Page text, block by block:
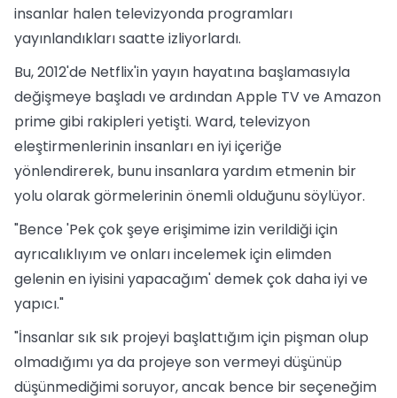
insanlar halen televizyonda programları
yayınlandıkları saatte izliyorlardı.
Bu, 2012'de Netflix'in yayın hayatına başlamasıyla
değişmeye başladı ve ardından Apple TV ve Amazon
prime gibi rakipleri yetişti. Ward, televizyon
eleştirmenlerinin insanları en iyi içeriğe
yönlendirerek, bunu insanlara yardım etmenin bir
yolu olarak görmelerinin önemli olduğunu söylüyor.
"Bence 'Pek çok şeye erişimime izin verildiği için
ayrıcalıklıyım ve onları incelemek için elimden
gelenin en iyisini yapacağım' demek çok daha iyi ve
yapıcı."
"İnsanlar sık sık projeyi başlattığım için pişman olup
olmadığımı ya da projeye son vermeyi düşünüp
düşünmediğimi soruyor, ancak bence bir seçeneğim